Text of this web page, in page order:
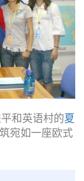
和英语村的夏
宛如一座欧式